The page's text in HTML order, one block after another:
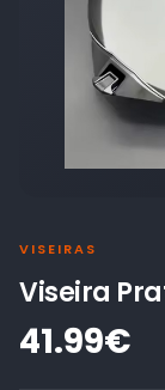
VISEIRAS
Viseira
41.99€